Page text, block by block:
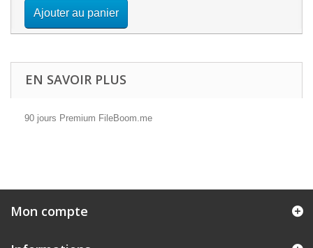
Ajouter au panier
EN SAVOIR PLUS
90 jours Premium FileBoom.me
Mon compte